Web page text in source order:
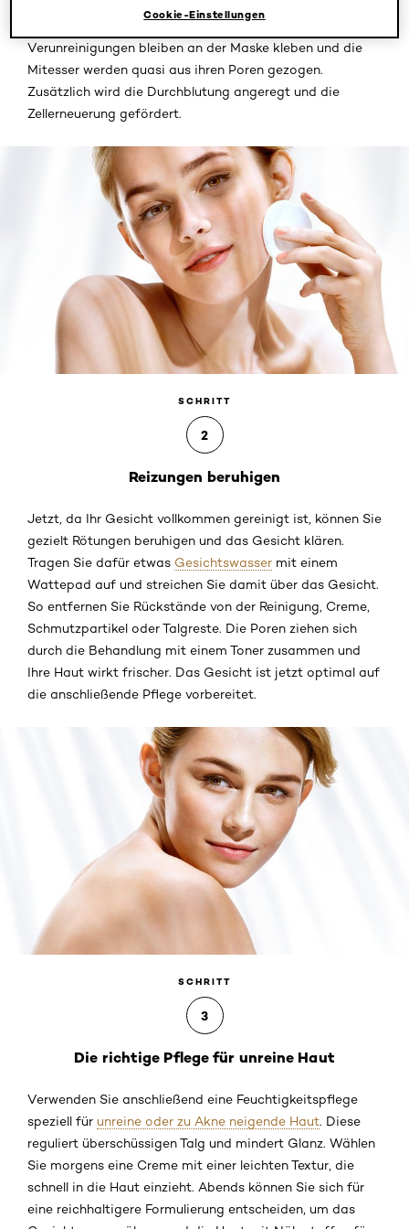
Gesichtsmaske einfach ab. Hautschüppchen, Talg und
Verunreinigungen bleiben an der Maske kleben und die
Mitesser werden quasi aus ihren Poren gezogen.
Zusätzlich wird die Durchblutung angeregt und die
Zellerneuerung gefördert.
SCHRITT
2
Reizungen beruhigen
Jetzt, da Ihr Gesicht vollkommen gereinigt ist, können Sie
gezielt Rötungen beruhigen und das Gesicht klären.
Tragen Sie dafür etwas Gesichtswasser mit einem
Wattepad auf und streichen Sie damit über das Gesicht.
So entfernen Sie Rückstände von der Reinigung, Creme,
Schmutzpartikel oder Talgreste. Die Poren ziehen sich
durch die Behandlung mit einem Toner zusammen und
Ihre Haut wirkt frischer. Das Gesicht ist jetzt optimal auf
die anschließende Pflege vorbereitet.
SCHRITT
3
Die richtige Pflege für unreine Haut
Verwenden Sie anschließend eine Feuchtigkeitspflege
speziell für unreine oder zu Akne neigende Haut. Diese
reguliert überschüssigen Talg und mindert Glanz. Wählen
Sie morgens eine Creme mit einer leichten Textur, die
schnell in die Haut einzieht. Abends können Sie sich für
eine reichhaltigere Formulierung entscheiden, um das
Cookie-Einstellungen